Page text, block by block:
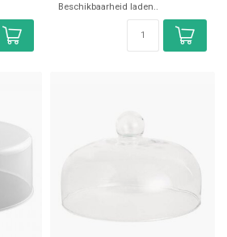
Beschikbaarheid laden..